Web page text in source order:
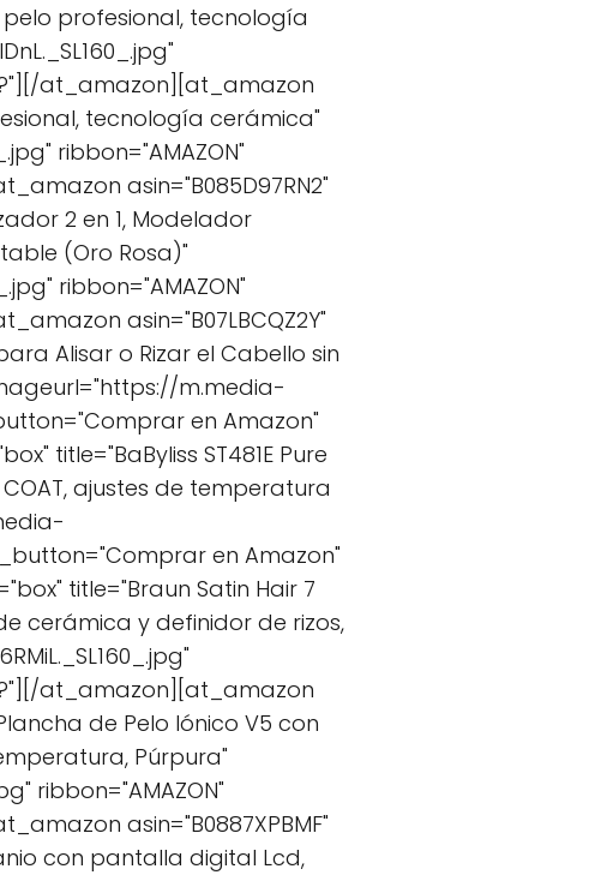
pelo profesional, tecnología
at_amazon][at_amazon
tecnología cerámica"
ribbon="AMAZON"
asin="B085D97RN2"
2 en 1, Modelador
(Oro Rosa)"
ribbon="AMAZON"
asin="B07LBCQZ2Y"
Alisar o Rizar el Cabello sin
m.media-
en Amazon"
title="BaByliss ST481E Pure
ajustes de temperatura
en Amazon"
title="Braun Satin Hair 7
cerámica y definidor de rizos,
at_amazon][at_amazon
de Pelo Iónico V5 con
Púrpura"
ribbon="AMAZON"
asin="B0887XPBMF"
con pantalla digital Lcd,